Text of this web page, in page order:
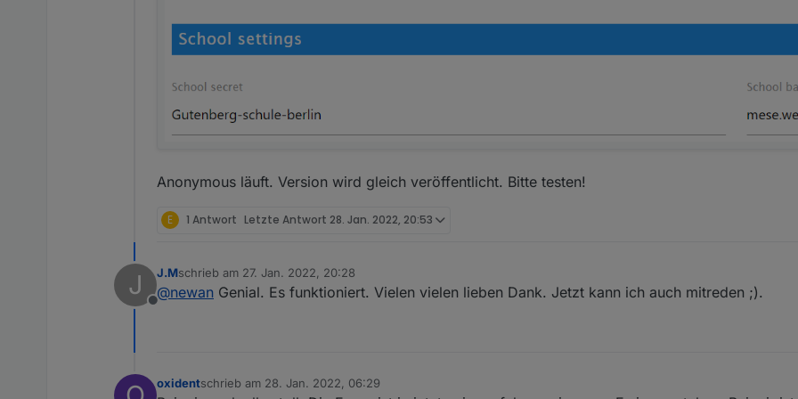
Ist aber noch viel Arbeit. Grundsätzlich gehts.
Anonymous läuft. Version wird gleich veröffentlicht. Bitte testen!
E 1 Antwort Letzte Antwort 28. Jan. 2022, 20:53
J
Offline
J.Mschrieb am 27. Jan. 2022, 20:28
zuletzt editiert von
@newan Genial. Es funktioniert. Vielen vielen lieben Dank. Jetzt kann ich auch mitreden ;).
oxidentschrieb am 28. Jan. 2022, 06:29
zuletzt editiert von